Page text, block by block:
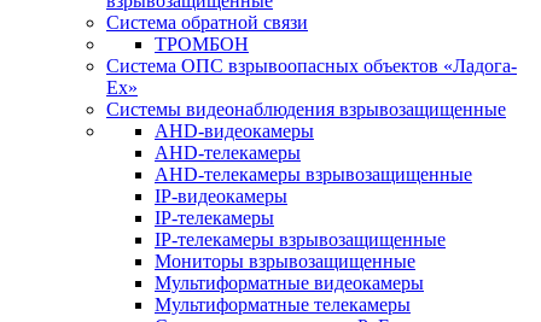
Система обратной связи
ТРОМБОН
Система ОПС взрывоопасных объектов «Ладога-
Ex»
Системы видеонаблюдения взрывозащищенные
AHD-видеокамеры
AHD-телекамеры
AHD-телекамеры взрывозащищенные
IP-видеокамеры
IP-телекамеры
IP-телекамеры взрывозащищенные
Мониторы взрывозащищенные
Мультиформатные видеокамеры
Мультиформатные телекамеры